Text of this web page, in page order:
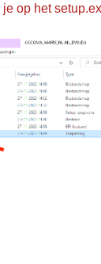
op het